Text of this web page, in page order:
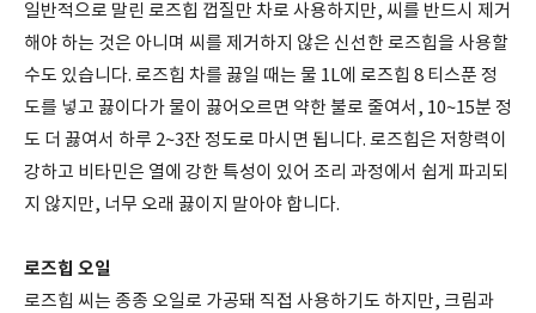
일반적으로 말린 로즈힙 껍질만 차로 사용하지만, 씨를 반드시 제거
해야 하는 것은 아니며 씨를 제거하지 않은 신선한 로즈힙을 사용할
수도 있습니다. 로즈힙 차를 끓일 때는 물 1L에 로즈힙 8 티스푼 정
도를 넣고 끓이다가 물이 끓어오르면 약한 불로 줄여서, 10~15분 정
도 더 끓여서 하루 2~3잔 정도로 마시면 됩니다. 로즈힙은 저항력이
강하고 비타민은 열에 강한 특성이 있어 조리 과정에서 쉽게 파괴되
지 않지만, 너무 오래 끓이지 말아야 합니다.
로즈힙 오일
로즈힙 씨는 종종 오일로 가공돼 직접 사용하기도 하지만, 크림과